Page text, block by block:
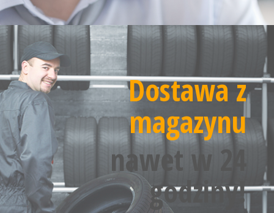
Dostawa z
magazynu
nawet w 24
godziny!